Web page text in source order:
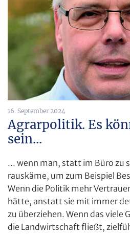
16. September 2024
Agrarpolitik. Es
sein...
... wenn man, statt im Büro zu
rauskäme, um zum Beispiel
Wenn die Politik mehr
hätte, anstatt sie mit immer
zu überziehen. Wenn das viele
die Landwirtschaft fließt,